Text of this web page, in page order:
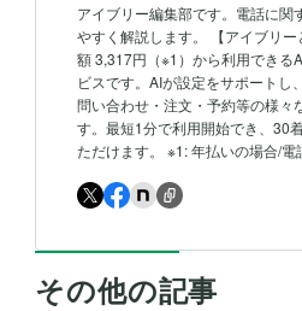
アイブリー編集部です。電話に関
やすく解説します。 【アイブリ
額 3,317円（※1）から利用できる
ビスです。AIが設定をサポートし
問い合わせ・注文・予約等の様々
す。最短1分で利用開始でき、30
ただけます。 ※1: 年払いの場合/
その他の記事